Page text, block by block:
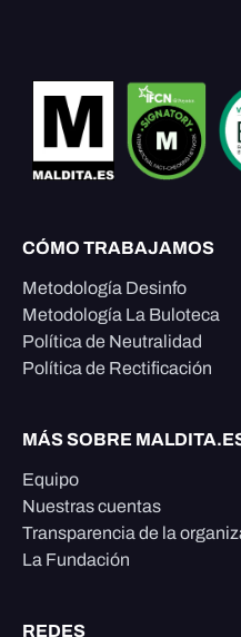
CÓMO TRABAJAMOS
Metodología Desinfo
Metodología La Buloteca
Política de Neutralidad
Política de Rectificación
MÁS SOBRE
Equipo
Nuestras cuentas
Transparencia de la
La Fundación
REDES